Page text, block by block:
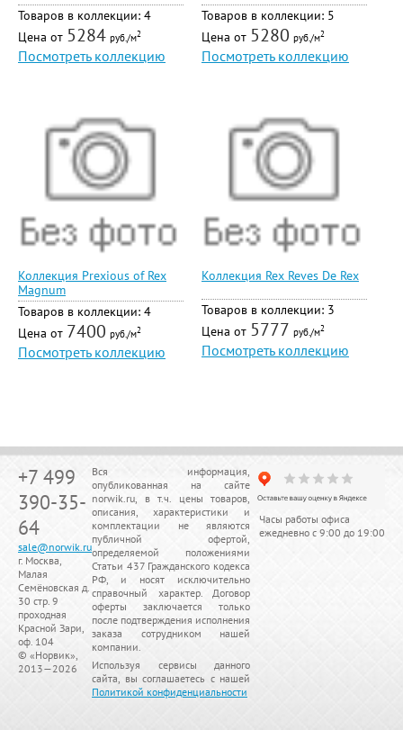
Товаров в коллекции: 4
Цена от 5284 руб./м2
Посмотреть коллекцию
Товаров в коллекции: 5
Цена от 5280 руб./м2
Посмотреть коллекцию
Коллекция Prexious of Rex
Magnum
Товаров в коллекции: 4
Цена от 7400 руб./м2
Посмотреть коллекцию
Коллекция Rex Reves De Rex
Товаров в коллекции: 3
Цена от 5777 руб./м2
Посмотреть коллекцию
+7 499
390-35-
64
sale@norwik.ru
г. Москва,
Малая
Семёновская д.
30 стр. 9
проходная
Красной Зари,
оф. 104
© «Норвик»,
2013—2026
Вся информация,
опубликованная на сайте
norwik.ru, в т.ч. цены товаров,
описания, характеристики и
комплектации не являются
публичной офертой,
определяемой положениями
Статьи 437 Гражданского кодекса
РФ, и носят исключительно
справочный характер. Договор
оферты заключается только
после подтверждения исполнения
заказа сотрудником нашей
компании.
Используя сервисы данного
сайта, вы соглашаетесь с нашей
Политикой конфиденциальности
Часы работы офиса
ежедневно с 9:00 до 19:00